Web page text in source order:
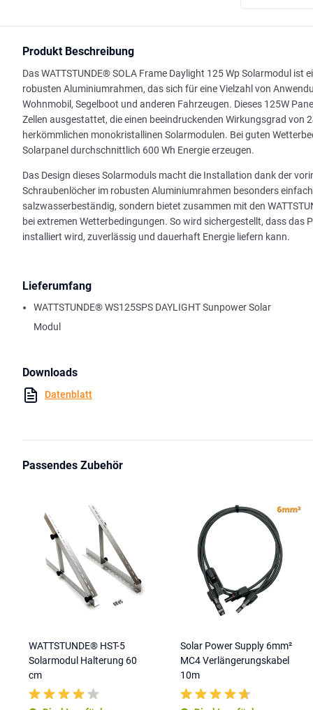
Produkt Beschreibung
Das WATTSTUNDE® SOLA Frame Daylight 125 Wp Solarmodul
robusten Aluminiumrahmen, das sich für eine Vielzahl von
Wohnmobil, Segelboot und anderen Fahrzeugen. Dieses 125W
Zellen ausgestattet, die einen beeindruckenden Wirkungsgrad von
herkömmlichen monokristallinen Solarmodulen. Bei guten
Solarpanel durchschnittlich 600 Wh Energie erzeugen.
Das Design dieses Solarmoduls macht die Installation dank der
Schraubenlöcher im robusten Aluminiumrahmen besonders
salzwasserbeständig, sondern bietet zusammen mit den
bei extremen Wetterbedingungen. So wird sichergestellt, dass das
installiert wird, zuverlässig und dauerhaft Energie liefern kann.
Lieferumfang
WATTSTUNDE® WS125SPS DAYLIGHT Sunpower Solar
Modul
Downloads
Datenblatt
Passendes Zubehör
WATTSTUNDE® HST-5
Solarmodul Halterung 60
cm
Solar Power Supply 6mm²
MC4 Verlängerungskabel
10m